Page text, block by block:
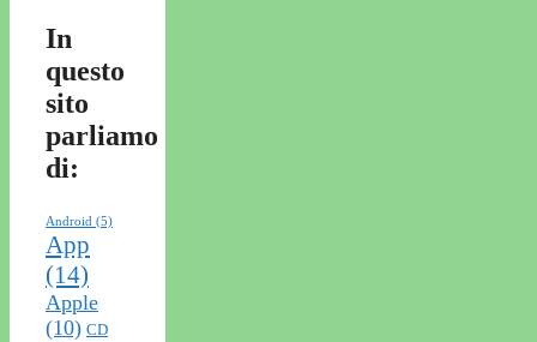
In
questo
sito
parliamo
di:
Android (5)
App
(14)
Apple
(10) CD